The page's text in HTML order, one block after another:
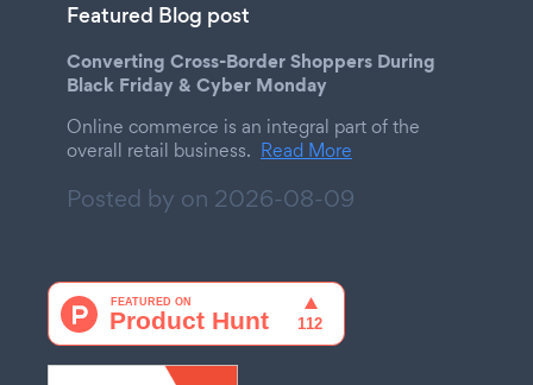
Featured Blog post
Converting Cross-Border Shoppers During
Black Friday & Cyber Monday
Online commerce is an integral part of the
overall retail business. Read More
Posted by on 2026-08-09